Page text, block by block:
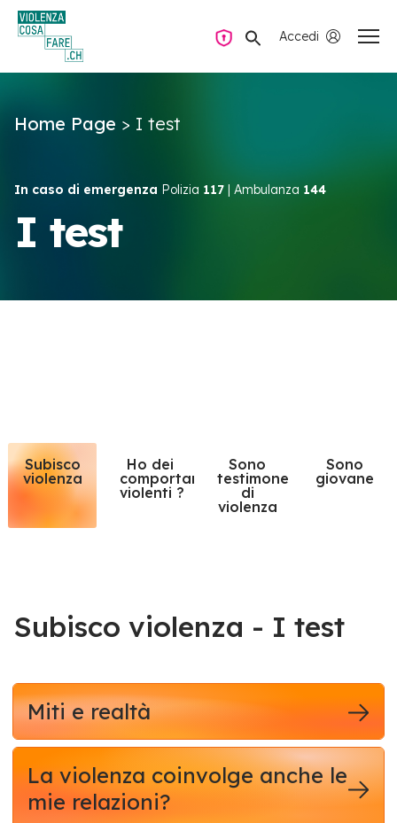
Accedi
Domande e risposte
Trovare aiuto
La violenza all’interno della coppia
Risorse e campagne
Navigazione privata
Home Page > I test
In caso di emergenza Polizia 117 | Ambulanza 144
I test
Subisco
violenza
Ho dei
comportamenti
violenti ?
Sono
testimone
di
violenza
Sono
giovane
Subisco violenza - I test
Miti e realtà
La violenza coinvolge anche le
mie relazioni?